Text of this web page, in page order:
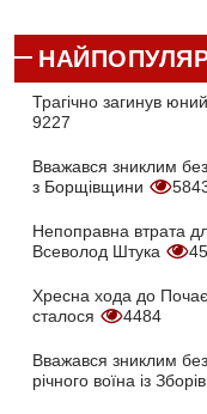
Трагічно загинув
9227
Вважався зниклим
з Борщівщини
Непоправна втрата
Всеволод Штука
Хресна хода до
сталося
4484
Вважався зниклим
річного воїна із